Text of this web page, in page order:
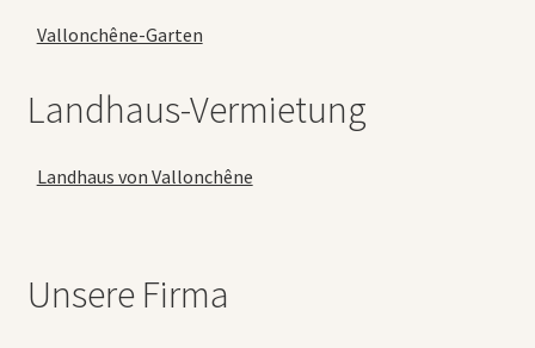
Vallonchêne-Garten
Landhaus-Vermietung
Landhaus von Vallonchêne
Unsere Firma